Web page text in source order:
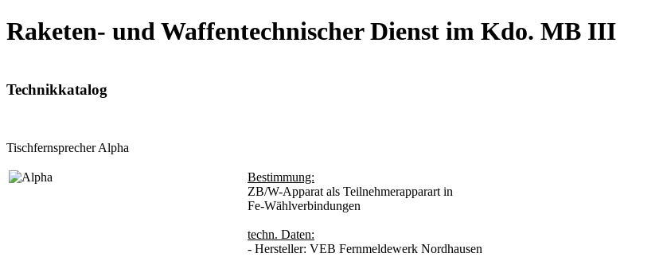
Raketen- und Waffentechnischer Dienst im Kdo. MB III
Technikkatalog
Tischfernsprecher Alpha
Bestimmung:
ZB/W-Apparat als Teilnehmerapparart in
Fe-Wählverbindungen
techn. Daten:
- Hersteller: VEB Fernmeldewerk Nordhausen